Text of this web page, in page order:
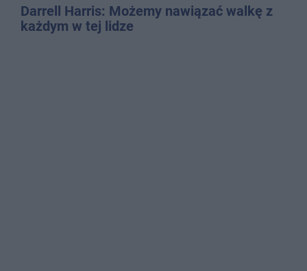
Darrell Harris: Możemy nawiązać walkę z
każdym w tej lidze